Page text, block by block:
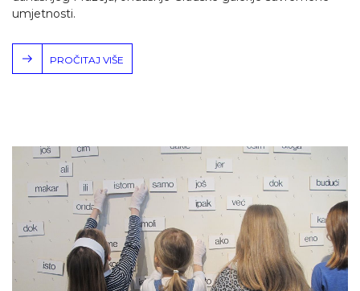
umjetnosti.
PROČITAJ VIŠE